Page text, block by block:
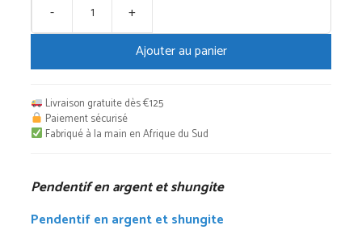
-
quantité
de
argent
et
shungite
+
Ajouter au panier
Livraison gratuite dès €125
Paiement sécurisé
Fabriqué à la main en Afrique du Sud
Pendentif en argent et shungite
Pendentif en argent et shungite